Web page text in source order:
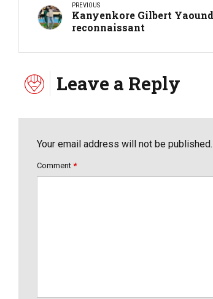
PREVIOUS
Kanyenkore Gilbert
reconnaissant
Leave a Reply
Your email address will not be
Comment *